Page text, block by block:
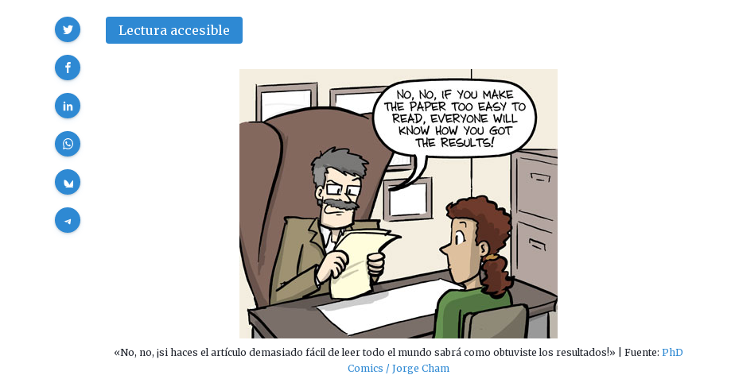
Lectura accesible
«No, no, ¡si haces el artículo demasiado fácil de leer todo el mundo sabrá como obtuviste los resultados!» | Fuente:PhD
Comics / Jorge Cham
Compartir